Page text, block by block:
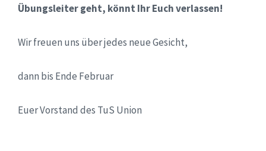
Übungsleiter geht, könnt Ihr Euch verlassen!
Wir freuen uns über jedes neue Gesicht,
dann bis Ende Februar
Euer Vorstand des TuS Union